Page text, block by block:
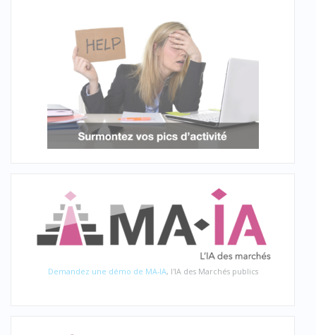
Demandez une démo de MA-IA, l'IA des Marchés publics